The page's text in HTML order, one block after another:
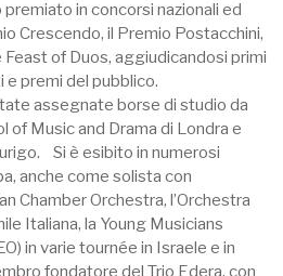
in concorsi nazionali ed
Crescendo, il Premio Postacchini,
of Duos, aggiudicandosi primi
e premi del pubblico.
assegnate borse di studio da
of Music and Drama di Londra e
Si è esibito in numerosi
anche come solista con
Chamber Orchestra, l’Orchestra
Italiana, la Young Musicians
in varie tournée in Israele e in
fondatore del Trio Edera, con